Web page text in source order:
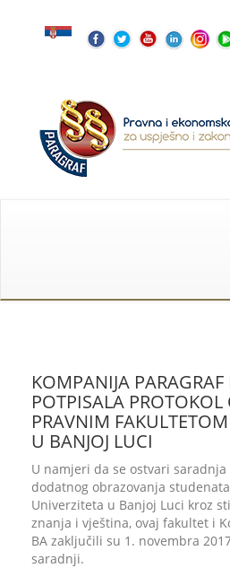
KOMPANIJA PARAGRAF
POTPISALA PROTOKOL
PRAVNIM
U BANJOJ LUCI
U namjeri da se ostvari
dodatnog obrazovanja
Univerziteta u Banjoj Luci kroz
znanja i vještina, ovaj fakultet i
BA zaključili su 1. novembra
saradnji.